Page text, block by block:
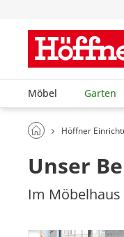
Möbel Garten
Höffner
Unser
Im